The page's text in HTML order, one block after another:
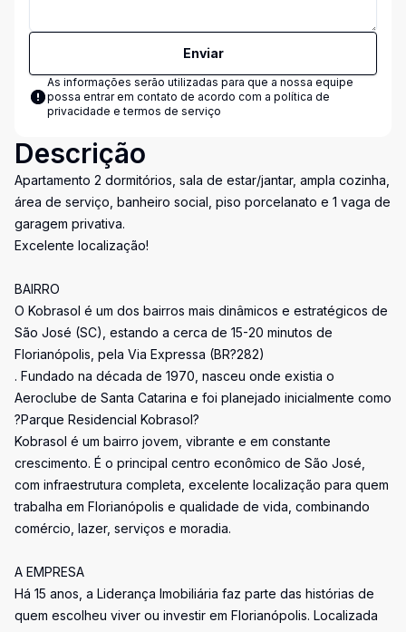
Enviar
As informações serão utilizadas para que a nossa equipe
possa entrar em contato de acordo com a política de
privacidade e termos de serviço
Descrição
Apartamento 2 dormitórios, sala de estar/jantar, ampla cozinha,
área de serviço, banheiro social, piso porcelanato e 1 vaga de
garagem privativa.
Excelente localização!
BAIRRO
O Kobrasol é um dos bairros mais dinâmicos e estratégicos de
São José (SC), estando a cerca de 15-20 minutos de
Florianópolis, pela Via Expressa (BR?282)
. Fundado na década de 1970, nasceu onde existia o
Aeroclube de Santa Catarina e foi planejado inicialmente como
?Parque Residencial Kobrasol?
Kobrasol é um bairro jovem, vibrante e em constante
crescimento. É o principal centro econômico de São José,
com infraestrutura completa, excelente localização para quem
trabalha em Florianópolis e qualidade de vida, combinando
comércio, lazer, serviços e moradia.
A EMPRESA
Há 15 anos, a Liderança Imobiliária faz parte das histórias de
quem escolheu viver ou investir em Florianópolis. Localizada